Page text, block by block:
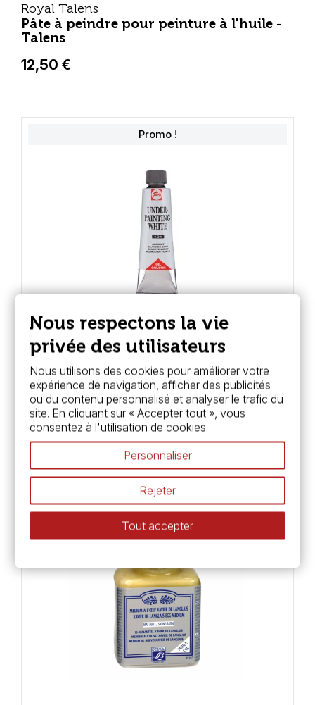
Royal Talens
Pâte à peindre pour peinture à l'huile -
Talens
12,50 €
Royal Talens
Blanc de base pour peinture à l'huile -
Talens
19,95 €
Promo !
Nous respectons la vie
privée des utilisateurs
Nous utilisons des cookies pour améliorer votre
expérience de navigation, afficher des publicités
ou du contenu personnalisé et analyser le trafic du
site. En cliquant sur « Accepter tout », vous
consentez à l'utilisation de cookies.
Personnaliser
Rejeter
Tout accepter